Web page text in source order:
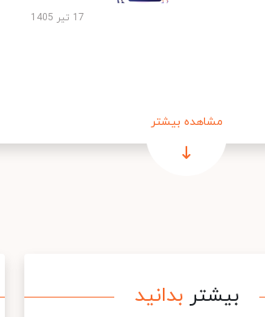
17 تیر 1405
مشاهده بیشتر
بیشتر بدانید